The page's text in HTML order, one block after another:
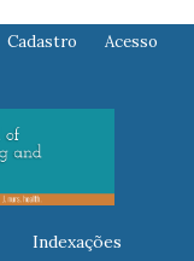
Indexações
Cadastro Acesso